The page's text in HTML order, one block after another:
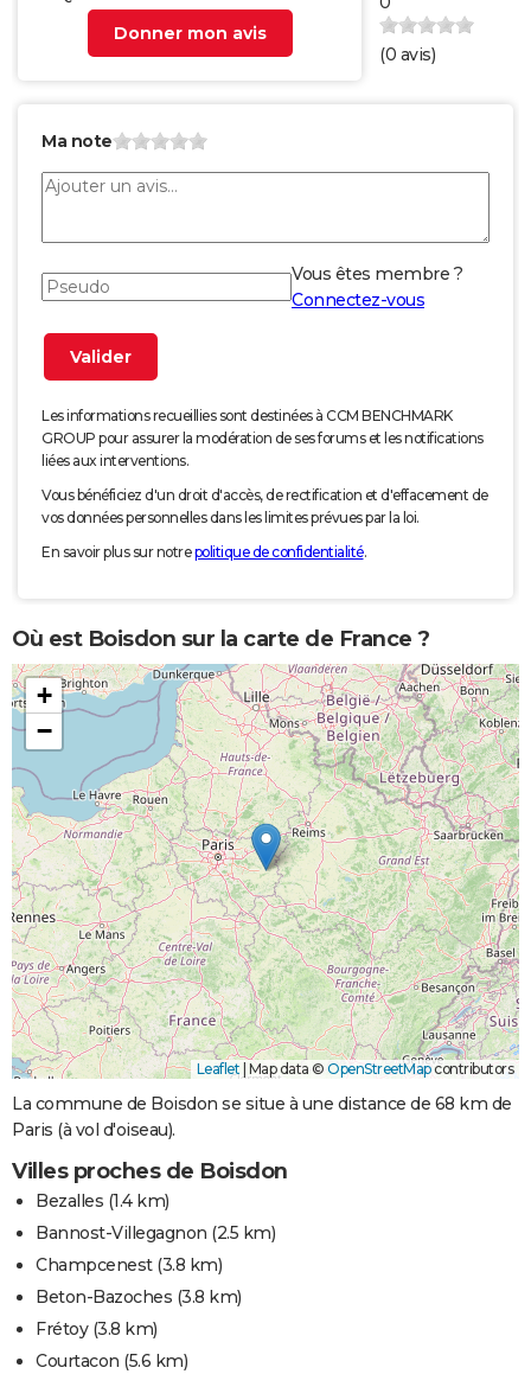
Donner mon avis
(0 avis)
Ma note
Vous êtes membre ?
Connectez-vous
Les informations recueillies sont destinées à CCM BENCHMARK
GROUP pour assurer la modération de ses forums et les notifications
liées aux interventions.
Vous bénéficiez d'un droit d'accès, de rectification et d'effacement de
vos données personnelles dans les limites prévues par la loi.
En savoir plus sur notrepolitique de confidentialité.
Où est Boisdon sur la carte de France ?
+
−
Leaflet Map data © OpenStreetMapcontributors
La commune de Boisdon se situe à une distance de 68 km de
Paris (à vol d'oiseau).
Villes proches de Boisdon
Bezalles (1.4 km)
Bannost-Villegagnon (2.5 km)
Champcenest(3.8 km)
Beton-Bazoches (3.8 km)
Frétoy(3.8 km)
Courtacon (5.6 km)